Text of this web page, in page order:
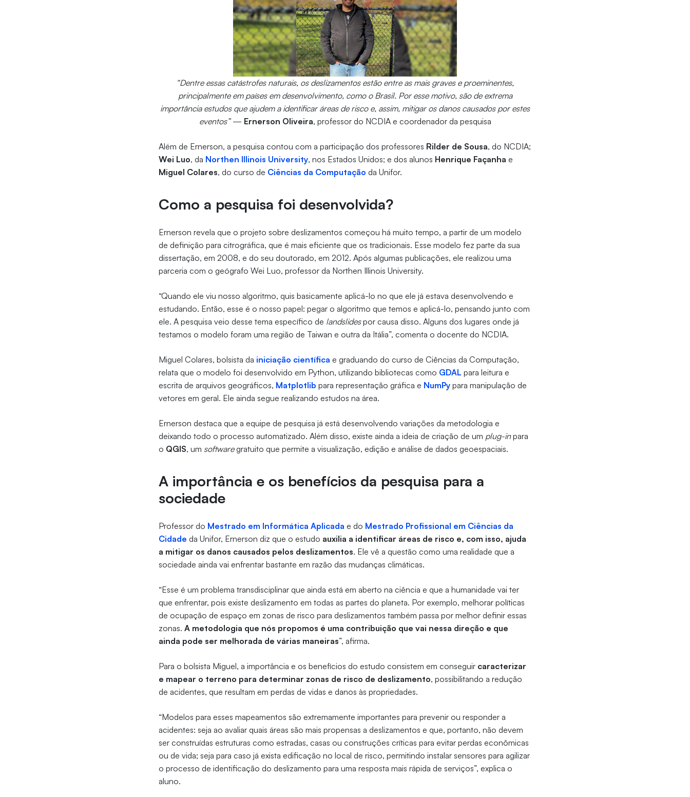
“Dentre essas catástrofes naturais, os deslizamentos estão entre as mais graves e proeminentes,
principalmente em países em desenvolvimento, como o Brasil. Por esse motivo, são de extrema
importância estudos que ajudem a identificar áreas de risco e, assim, mitigar os danos causados por estes
eventos”— Ernerson Oliveira, professor do NCDIA e coordenador da pesquisa
Além de Ernerson, a pesquisa contou com a participação dos professores Rilder de Sousa, do NCDIA;
Wei Luo, da Northen Illinois University, nos Estados Unidos; e dos alunos Henrique Façanha e
Miguel Colares, do curso de Ciências da Computação da Unifor.
Como a pesquisa foi desenvolvida?
Ernerson revela que o projeto sobre deslizamentos começou há muito tempo, a partir de um modelo
de definição para citrográfica, que é mais eficiente que os tradicionais. Esse modelo fez parte da sua
dissertação, em 2008, e do seu doutorado, em 2012. Após algumas publicações, ele realizou uma
parceria com o geógrafo Wei Luo, professor da Northen Illinois University.
“Quando ele viu nosso algoritmo, quis basicamente aplicá-lo no que ele já estava desenvolvendo e
estudando. Então, esse é o nosso papel: pegar o algoritmo que temos e aplicá-lo, pensando junto com
ele. A pesquisa veio desse tema específico de landslidespor causa disso. Alguns dos lugares onde já
testamos o modelo foram uma região de Taiwan e outra da Itália”, comenta o docente do NCDIA.
Miguel Colares, bolsista da iniciação científica e graduando do curso de Ciências da Computação,
relata que o modelo foi desenvolvido em Python, utilizando bibliotecas como GDAL para leitura e
escrita de arquivos geográficos, Matplotlib para representação gráfica e NumPy para manipulação de
vetores em geral. Ele ainda segue realizando estudos na área.
Ernerson destaca que a equipe de pesquisa já está desenvolvendo variações da metodologia e
deixando todo o processo automatizado. Além disso, existe ainda a ideia de criação de um plug-inpara
o QGIS, um softwaregratuito que permite a visualização, edição e análise de dados geoespaciais.
A importância e os benefícios da pesquisa para a
sociedade
Professor do Mestrado em Informática Aplicada e do Mestrado Profissional em Ciências da
Cidade da Unifor, Ernerson diz que o estudo auxilia a identificar áreas de risco e, com isso, ajuda
a mitigar os danos causados pelos deslizamentos. Ele vê a questão como uma realidade que a
sociedade ainda vai enfrentar bastante em razão das mudanças climáticas.
“Esse é um problema transdisciplinar que ainda está em aberto na ciência e que a humanidade vai ter
que enfrentar, pois existe deslizamento em todas as partes do planeta. Por exemplo, melhorar políticas
de ocupação de espaço em zonas de risco para deslizamentos também passa por melhor definir essas
zonas.A metodologia que nós propomos é uma contribuição que vai nessa direção e que
ainda pode ser melhorada de várias maneiras”, afirma.
Para o bolsista Miguel, a importância e os benefícios do estudo consistem em conseguir caracterizar
e mapear o terreno para determinar zonas de risco de deslizamento, possibilitando a redução
de acidentes, que resultam em perdas de vidas e danos às propriedades.
“Modelos para esses mapeamentos são extremamente importantes para prevenir ou responder a
acidentes: seja ao avaliar quais áreas são mais propensas a deslizamentos e que, portanto, não devem
ser construídas estruturas como estradas, casas ou construções críticas para evitar perdas econômicas
ou de vida; seja para caso já exista edificação no local de risco, permitindo instalar sensores para agilizar
o processo de identificação do deslizamento para uma resposta mais rápida de serviços”, explica o
aluno.